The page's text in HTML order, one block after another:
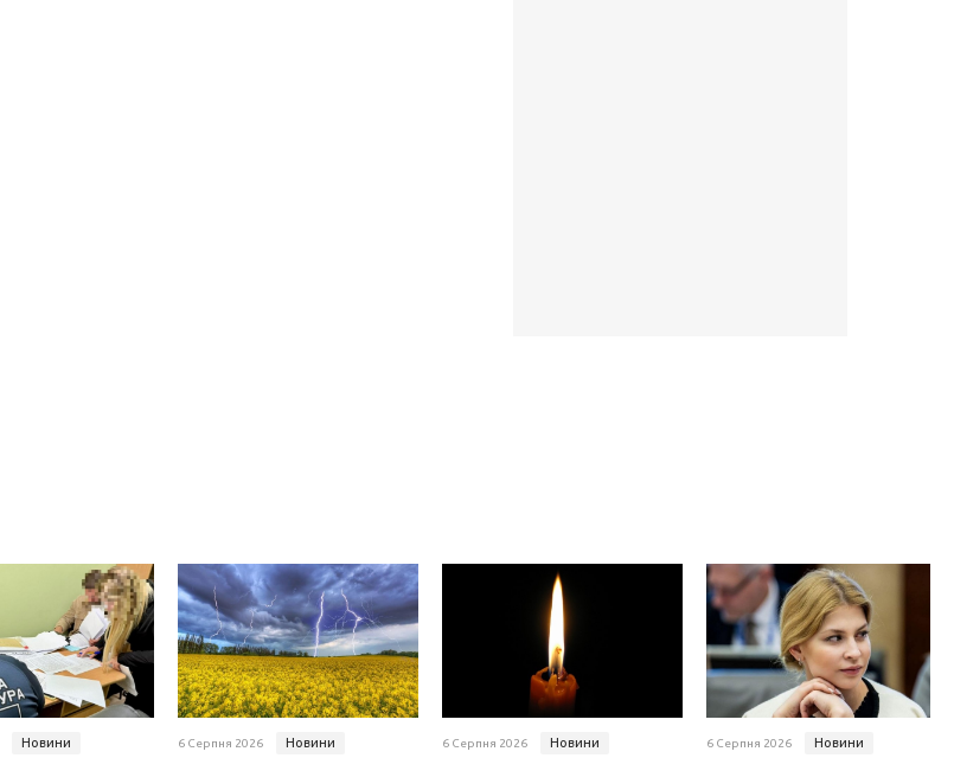
Новини 6 Серпня 2026 Новини 6 Серпня 2026 Новини 6 Серпня 2026 Новини